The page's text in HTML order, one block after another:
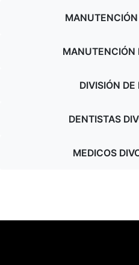
MANUTENCIÓN
DIVISIÓN DE
DENTISTAS
MEDICOS